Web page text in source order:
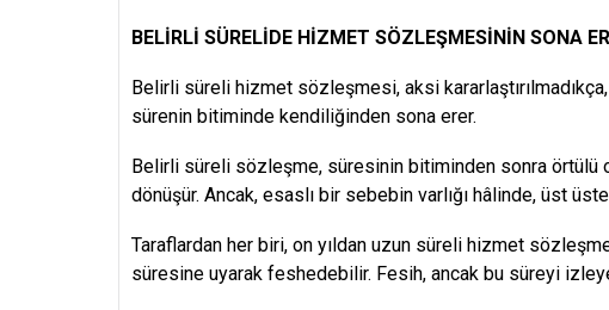
BELİRLİ SÜRELİDE HİZMET SÖZLEŞMESİNİN SONA
Belirli süreli hizmet sözleşmesi, aksi
sürenin bitiminde kendiliğinden sona erer.
Belirli süreli sözleşme, süresinin bitiminden sonra
dönüşür. Ancak, esaslı bir sebebin varlığı hâlinde, üst
Taraflardan her biri, on yıldan uzun süreli hizmet
süresine uyarak feshedebilir. Fesih, ancak bu süreyi